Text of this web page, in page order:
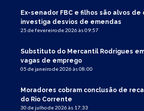
Ex-senador FBC e filhos são alvos de
investiga desvios de emendas
25 de fevereiro de 2026 às 09:57
Substituto do Mercantil Rodrigues
vagas de emprego
05 de janeiro de 2026 às 08:00
Moradores cobram conclusão de
do Rio Corrente
30 de julho de 2026 às 17:33